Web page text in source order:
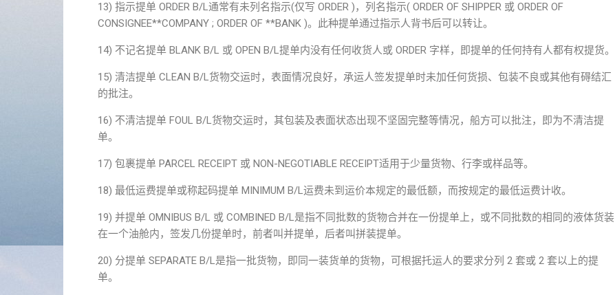
13) 指示提单 ORDER B/L通常有未列名指示(仅写 ORDER )，列名指示( ORDER OF SHIPPER 或 ORDER OF
CONSIGNEE**COMPANY ; ORDER OF **BANK )。此种提单通过指示人背书后可以转让。
14) 不记名提单 BLANK B/L 或 OPEN B/L提单内没有任何收货人或 ORDER 字样，即提单的任何持有人都有权提货。
15) 清洁提单 CLEAN B/L货物交运时，表面情况良好，承运人签发提单时未加任何货损、包装不良或其他有碍结汇
的批注。
16) 不清洁提单 FOUL B/L货物交运时，其包装及表面状态出现不坚固完整等情况，船方可以批注，即为不清洁提
单。
17) 包裹提单 PARCEL RECEIPT 或 NON-NEGOTIABLE RECEIPT适用于少量货物、行李或样品等。
18) 最低运费提单或称起码提单 MINIMUM B/L运费未到运价本规定的最低额，而按规定的最低运费计收。
19) 并提单 OMNIBUS B/L 或 COMBINED B/L是指不同批数的货物合并在一份提单上，或不同批数的相同的液体货装
在一个油舱内，签发几份提单时，前者叫并提单，后者叫拼装提单。
20) 分提单 SEPARATE B/L是指一批货物，即同一装货单的货物，可根据托运人的要求分列 2 套或 2 套以上的提
单。